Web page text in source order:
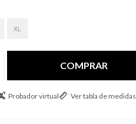
XL
COMPRAR
Probador virtual Ver tabla de medidas